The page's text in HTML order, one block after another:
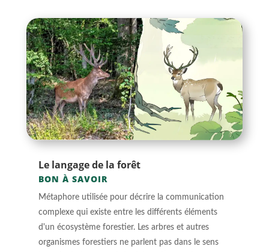
Le langage de la forêt
BON À SAVOIR
Métaphore utilisée pour décrire la communication
complexe qui existe entre les différents éléments
d'un écosystème forestier. Les arbres et autres
organismes forestiers ne parlent pas dans le sens